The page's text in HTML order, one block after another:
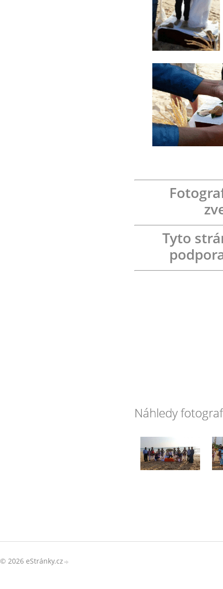
Tyto
Náhledy
© 2026 eStránky.cz